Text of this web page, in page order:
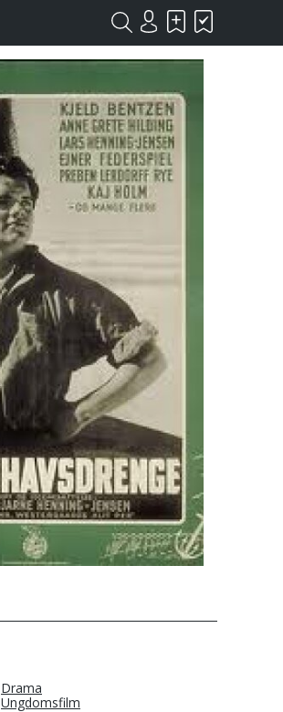
Drama
Ungdomsfilm